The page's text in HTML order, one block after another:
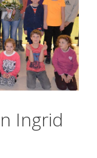
Ingrid